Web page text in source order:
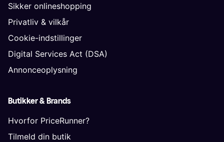
Sikker onlineshopping
Privatliv & vilkår
Cookie-indstillinger
Digital Services Act (DSA)
Annonceoplysning
Butikker & Brands
Hvorfor PriceRunner?
Tilmeld din butik